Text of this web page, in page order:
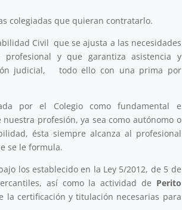
colegiadas que quieran contratarlo.
Civil que se ajusta a las necesidades
y que garantiza asistencia y
judicial, todo ello con una prima por
por el Colegio como fundamental e
profesión, ya sea como autónomo o
ésta siempre alcanza al profesional
se le formula.
los establecido en la Ley 5/2012, de 5 de
así como la actividad de Perito
la certificación y titulación necesarias para